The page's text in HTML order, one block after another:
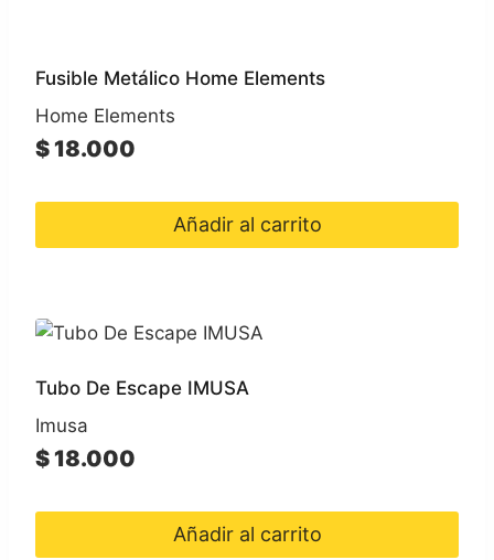
Fusible Metálico Home Elements
Home Elements
$18.000
Añadir al carrito
Tubo De Escape IMUSA
Imusa
$18.000
Añadir al carrito